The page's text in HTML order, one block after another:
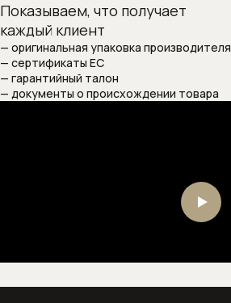
Комплектующие для сантехники
Внутренние механизмы для
переключателя (дивертора)
положений
Комплектующие к смесителям
Показываем, что получает
каждый клиент
— оригинальная упаковка производителя
— сертификаты ЕС
— гарантийный талон
— документы о происхождении товара